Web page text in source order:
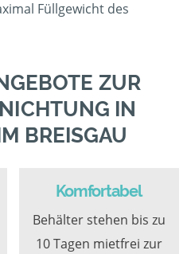
Füllgewicht des
ZUR
IN
BREISGAU
Komfortabel
Behälter stehen bis zu
10 Tagen mietfrei zur